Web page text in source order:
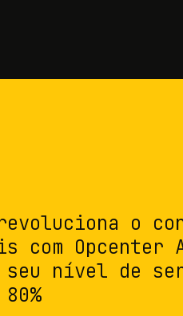
o
com Opcenter
seu nível de